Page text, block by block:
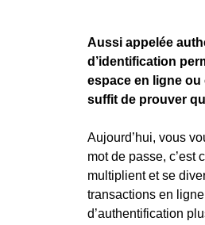
Aussi appelée
d’identification
espace en ligne
suffit de prouver
Aujourd’hui, vous
mot de passe, c’est
multiplient et se
transactions en
d’authentification